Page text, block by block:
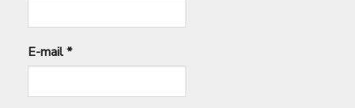
E-mail*